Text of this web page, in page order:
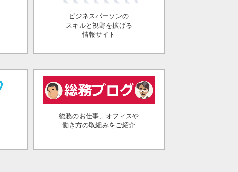
ビジネスパーソンの
スキルと視野を拡げる
情報サイト
総務のお仕事、オフィスや
働き方の取組みをご紹介